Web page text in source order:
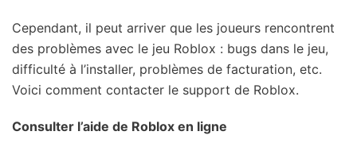
Cependant, il peut arriver que les joueurs rencontrent
des problèmes avec le jeu Roblox : bugs dans le jeu,
difficulté à l’installer, problèmes de facturation, etc.
Voici comment contacter le support de Roblox.
Consulter l’aide de Roblox en ligne